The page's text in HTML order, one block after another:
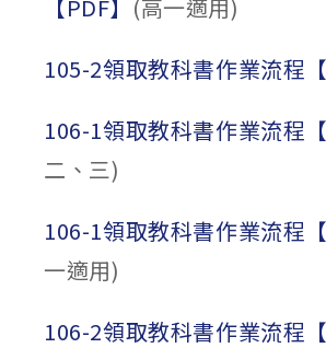
【PDF】 (高一適用)
105-2領取教科書作業流程【
106-1領取教科書作業流程【
二、三)
106-1領取教科書作業流程【
一適用)
106-2領取教科書作業流程【